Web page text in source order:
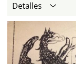
Detalles